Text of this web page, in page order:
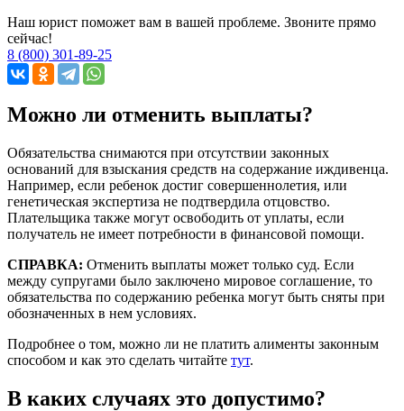
Наш юрист поможет вам в вашей проблеме. Звоните прямо
сейчас!
8 (800) 301-89-25
Можно ли отменить выплаты?
Обязательства снимаются при отсутствии законных
оснований для взыскания средств на содержание иждивенца.
Например, если ребенок достиг совершеннолетия, или
генетическая экспертиза не подтвердила отцовство.
Плательщика также могут освободить от уплаты, если
получатель не имеет потребности в финансовой помощи.
СПРАВКА: Отменить выплаты может только суд. Если
между супругами было заключено мировое соглашение, то
обязательства по содержанию ребенка могут быть сняты при
обозначенных в нем условиях.
Подробнее о том, можно ли не платить алименты законным
способом и как это сделать читайте тут.
В каких случаях это допустимо?